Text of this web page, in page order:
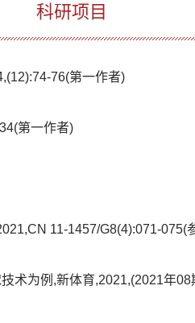
科研项目
76(第一作者)
第一作者)
11-1457/G8(4):071-075(
为例,新体育,2021,(2021年08